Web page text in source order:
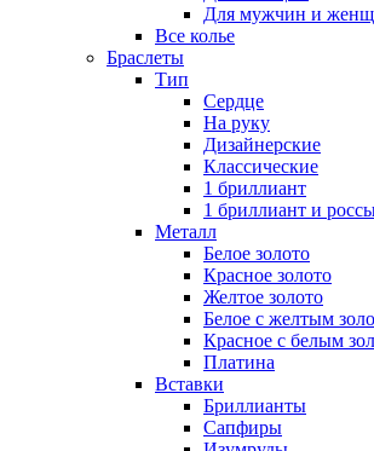
Для мужчин и
Все колье
Браслеты
Тип
Сердце
На руку
Дизайнерские
Классические
1 бриллиант
1 бриллиант и
Металл
Белое золото
Красное золото
Желтое золото
Белое с желтым
Красное с белым
Платина
Вставки
Бриллианты
Сапфиры